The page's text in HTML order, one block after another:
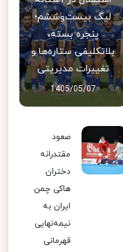
لیگ بیست‌وششم؛
پنجره بسته،
بلاتکلیفی ستاره‌ها و
تغییرات مدیریتی
1405/05/07
صعود
مقتدرانه
دختران
هاکی چمن
ایران به
نیمه‌نهایی
قهرمانی